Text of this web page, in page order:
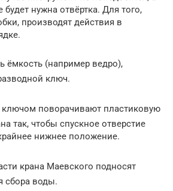
будет нужна отвёртка. Для того,
производят действия в
ёмкость (например ведро),
ключ.
поворачивают пластиковую
так, чтобы спускное отверстие
нижнее положение.
крана Маевского подносят
сбора воды.